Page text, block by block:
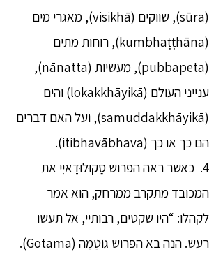
(sūra), שווקים (visikhā), מאגרי מים
(kumbhaṭṭhāna), רוחות מתים
(pubbapeta), מעשיות (nānatta),
ענייני העולם (lokakkhāyikā) והים
(samuddakkhāyikā), ועל האם דברים
הם כך או כך (itibhavābhava).
4. כאשר ראה הפרוש סַקוּלוּדָאיִי את
המכובד מתקרב ממרחק, הוא אמר
לקהלו: “היו שקטים, רבותיי, אל תעשו
רעש. הנה בא הפרוש גוֹטַמַה (Gotama).